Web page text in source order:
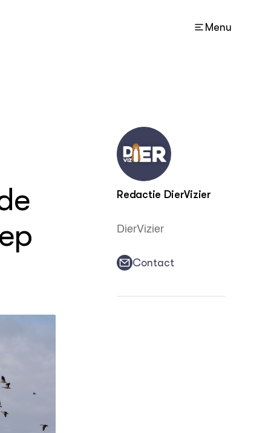
Menu
Over de thema's
Redactie DierVizier
DierVizier
Contact